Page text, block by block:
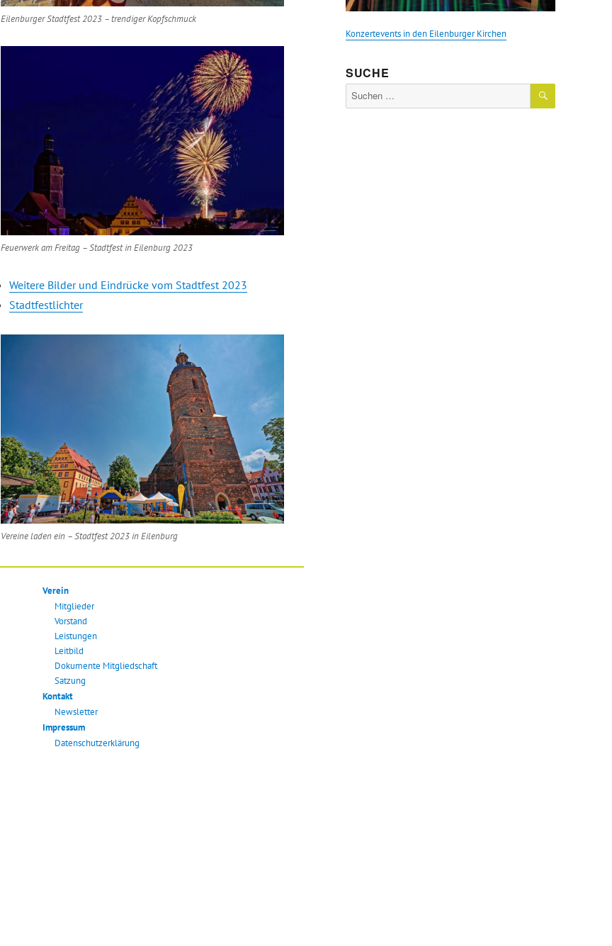
Eilenburger Stadtfest 2023 – trendiger Kopfschmuck
Feuerwerk am Freitag – Stadtfest in Eilenburg 2023
Weitere Bilder und Eindrücke vom Stadtfest 2023
Stadtfestlichter
Vereine laden ein – Stadtfest 2023 in Eilenburg
Verein
Mitglieder
Vorstand
Leistungen
Leitbild
Dokumente Mitgliedschaft
Satzung
Kontakt
Newsletter
Impressum
Datenschutzerklärung
Konzertevents in den Eilenburger Kirchen
SUCHE
Suche
nach:
SUCHEN